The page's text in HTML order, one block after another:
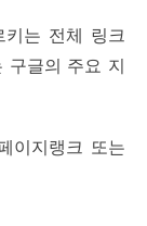
키는 전체 링크
구글의 주요 지
이지랭크 또는